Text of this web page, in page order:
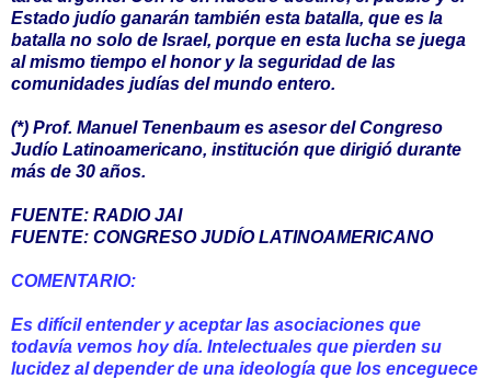
Estado judío ganarán también esta batalla, que es la
batalla no solo de Israel, porque en esta lucha se juega
al mismo tiempo el honor y la seguridad de las
comunidades judías del mundo entero.
(*) Prof. Manuel Tenenbaum es asesor del Congreso
Judío Latinoamericano, institución que dirigió durante
más de 30 años.
FUENTE: RADIO JAI
FUENTE: CONGRESO JUDÍO LATINOAMERICANO
COMENTARIO:
Es difícil entender y aceptar las asociaciones que
todavía vemos hoy día. Intelectuales que pierden su
lucidez al depender de una ideología que los enceguece